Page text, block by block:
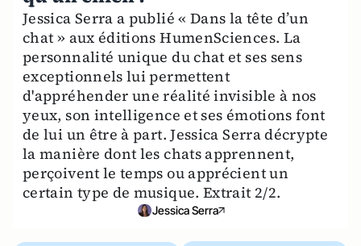
Jessica Serra a publié « Dans la tête d’un
chat » aux éditions HumenSciences. La
personnalité unique du chat et ses sens
exceptionnels lui permettent
d'appréhender une réalité invisible à nos
yeux, son intelligence et ses émotions font
de lui un être à part. Jessica Serra décrypte
la manière dont les chats apprennent,
perçoivent le temps ou apprécient un
certain type de musique. Extrait 2/2.
Jessica Serra